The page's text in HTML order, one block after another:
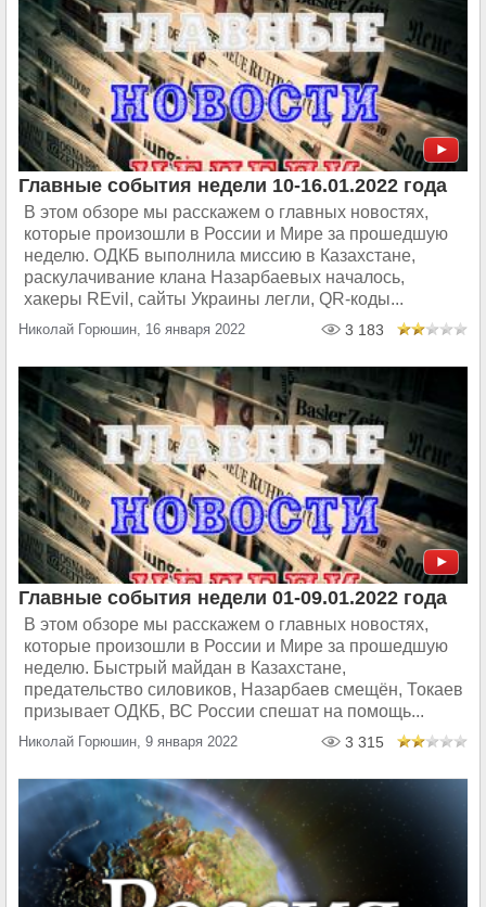
Главные события недели 10-16.01.2022 года
В этом обзоре мы расскажем о главных новостях,
которые произошли в России и Мире за прошедшую
неделю. ОДКБ выполнила миссию в Казахстане,
раскулачивание клана Назарбаевых началось,
хакеры REvil, сайты Украины легли, QR-коды...
Николай Горюшин, 16 января 2022 3 183
Главные события недели 01-09.01.2022 года
В этом обзоре мы расскажем о главных новостях,
которые произошли в России и Мире за прошедшую
неделю. Быстрый майдан в Казахстане,
предательство силовиков, Назарбаев смещён, Токаев
призывает ОДКБ, ВС России спешат на помощь...
Николай Горюшин, 9 января 2022 3 315